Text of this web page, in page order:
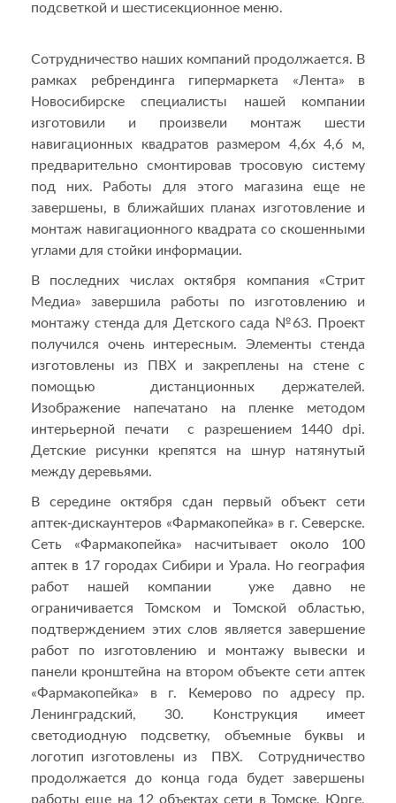
подсветкой и шестисекционное меню.
Сотрудничество наших компаний продолжается. В
рамках ребрендинга гипермаркета «Лента» в
Новосибирске специалисты нашей компании
изготовили и произвели монтаж шести
навигационных квадратов размером 4,6х 4,6 м,
предварительно смонтировав тросовую систему
под них. Работы для этого магазина еще не
завершены, в ближайших планах изготовление и
монтаж навигационного квадрата со скошенными
углами для стойки информации.
В последних числах октября компания «Стрит
Медиа» завершила работы по изготовлению и
монтажу стенда для Детского сада №63. Проект
получился очень интересным. Элементы стенда
изготовлены из ПВХ и закреплены на стене с
помощью дистанционных держателей.
Изображение напечатано на пленке методом
интерьерной печати с разрешением 1440 dpi.
Детские рисунки крепятся на шнур натянутый
между деревьями.
В середине октября сдан первый объект сети
аптек-дискаунтеров «Фармакопейка» в г. Северске.
Сеть «Фармакопейка» насчитывает около 100
аптек в 17 городах Сибири и Урала. Но география
работ нашей компании уже давно не
ограничивается Томском и Томской областью,
подтверждением этих слов является завершение
работ по изготовлению и монтажу вывески и
панели кронштейна на втором объекте сети аптек
«Фармакопейка» в г. Кемерово по адресу пр.
Ленинградский, 30. Конструкция имеет
светодиодную подсветку, объемные буквы и
логотип изготовлены из ПВХ. Сотрудничество
продолжается до конца года будет завершены
работы еще на 12 объектах сети в Томске, Юрге,